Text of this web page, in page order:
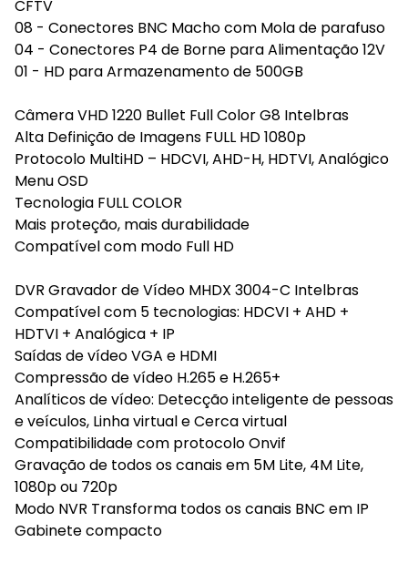
CFTV
08 - Conectores BNC Macho com Mola de parafuso
04 - Conectores P4 de Borne para Alimentação 12V
01 - HD para Armazenamento de 500GB
Câmera VHD 1220 Bullet Full Color G8 Intelbras
Alta Definição de Imagens FULL HD 1080p
Protocolo MultiHD – HDCVI, AHD-H, HDTVI, Analógico
Menu OSD
Tecnologia FULL COLOR
Mais proteção, mais durabilidade
Compatível com modo Full HD
DVR Gravador de Vídeo MHDX 3004-C Intelbras
Compatível com 5 tecnologias: HDCVI + AHD +
HDTVI + Analógica + IP
Saídas de vídeo VGA e HDMI
Compressão de vídeo H.265 e H.265+
Analíticos de vídeo: Detecção inteligente de pessoas
e veículos, Linha virtual e Cerca virtual
Compatibilidade com protocolo Onvif
Gravação de todos os canais em 5M Lite, 4M Lite,
1080p ou 720p
Modo NVR Transforma todos os canais BNC em IP
Gabinete compacto